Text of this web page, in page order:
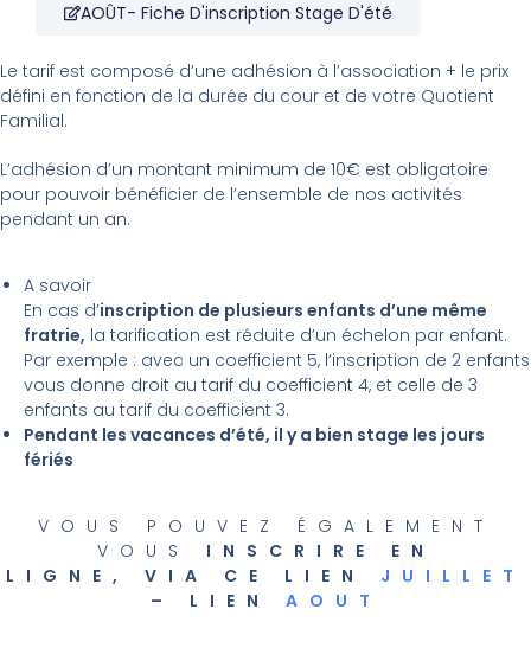
AOÛT- Fiche D'inscription Stage D'été
Le tarif est composé d’une adhésion à l’association + le prix
défini en fonction de la durée du cour et de votre Quotient
Familial.
L’adhésion d’un montant minimum de 10€ est obligatoire
pour pouvoir bénéficier de l’ensemble de nos activités
pendant un an.
A savoir
En cas d’inscription de plusieurs enfants d’une même
fratrie, la tarification est réduite d’un échelon par enfant.
Par exemple : avec un coefficient 5, l’inscription de 2 enfants
vous donne droit au tarif du coefficient 4, et celle de 3
enfants au tarif du coefficient 3.
Pendant les vacances d’été, il y a bien stage les jours
fériés
VOUS POUVEZ ÉGALEMENT
VOUS INSCRIRE EN
LIGNE, VIA CE LIEN JUILLET
– LIEN AOUT